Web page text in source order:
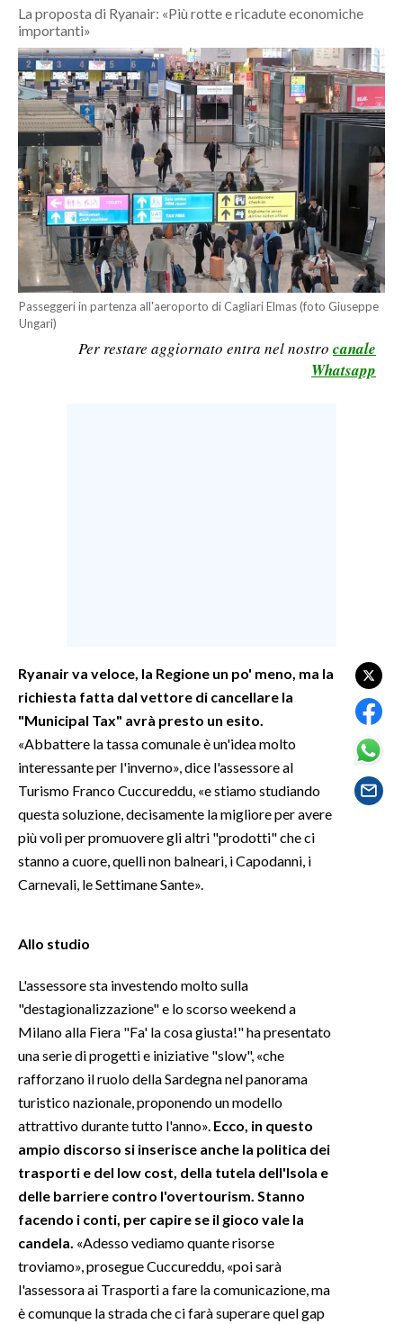
CRONACA
ITALIA
MONDO
POLITICA
ECONOMIA
SERVIZI ALLE IMPRESE
LAVORO
BANDI
SPORT IN SARDEGNA
SPETTACOLI
GOSSIP
SALUTE
SARDEGNA TURISMO
NOTIZIE
#CARAUNIONE
3 MINUTI CON
INSULARITÀ
INFO AZIENDE
ABBONATI
PUBBLICITÀ
SPIAGGE
STORE
La proposta di Ryanair: «Più rotte e ricadute economiche
importanti»
Passeggeri in partenza all'aeroporto di Cagliari Elmas (foto Giuseppe
Ungari)
Per restare aggiornato entra nel nostro canale
Whatsapp
Ryanair va veloce, la Regione un po' meno, ma la
richiesta fatta dal vettore di cancellare la
"Municipal Tax" avrà presto un esito.
«Abbattere la tassa comunale è un'idea molto
interessante per l'inverno», dice l'assessore al
Turismo Franco Cuccureddu, «e stiamo studiando
questa soluzione, decisamente la migliore per avere
più voli per promuovere gli altri "prodotti" che ci
stanno a cuore, quelli non balneari, i Capodanni, i
Carnevali, le Settimane Sante».
Allo studio
L'assessore sta investendo molto sulla
"destagionalizzazione" e lo scorso weekend a
Milano alla Fiera "Fa' la cosa giusta!" ha presentato
una serie di progetti e iniziative "slow", «che
rafforzano il ruolo della Sardegna nel panorama
turistico nazionale, proponendo un modello
attrattivo durante tutto l'anno». Ecco, in questo
ampio discorso si inserisce anche la politica dei
trasporti e del low cost, della tutela dell'Isola e
delle barriere contro l'overtourism. Stanno
facendo i conti, per capire se il gioco vale la
candela. «Adesso vediamo quante risorse
troviamo», prosegue Cuccureddu, «poi sarà
l'assessora ai Trasporti a fare la comunicazione, ma
è comunque la strada che ci farà superare quel gap